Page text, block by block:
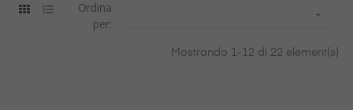
Ordina
per:

Mostrando 1-12 di 22 element(s)